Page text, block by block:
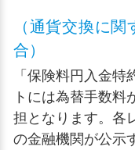
（通貨交換に
合）
「保険料円入金
トには為替手数料
担となります。各
の金融機関が公示